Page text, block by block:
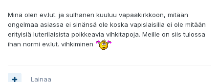
Minä olen ev.lut. ja sulhanen kuuluu vapaakirkkoon, mitään
ongelmaa asiassa ei sinänsä ole koska vapislaisilla ei ole mitään
erityisiä luterilaisista poikkeavia vihkitapoja. Meille on siis tulossa
ihan normi ev.lut. vihkiminen
Lainaa